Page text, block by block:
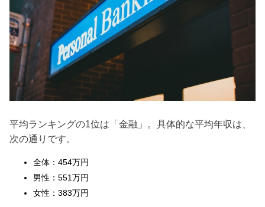
平均ランキングの1位は「金融」。具体的な平均年収は、
次の通りです。
全体：454万円
男性：551万円
女性：383万円